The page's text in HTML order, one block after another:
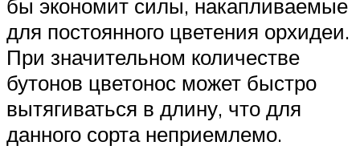
бы экономит силы, накапливаемые
для постоянного цветения орхидеи.
При значительном количестве
бутонов цветонос может быстро
вытягиваться в длину, что для
данного сорта неприемлемо.